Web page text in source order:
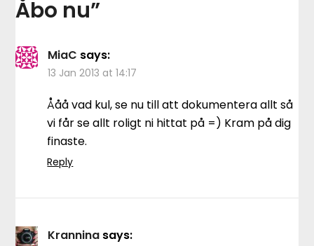
Åbo nu”
MiaC says:
13 Jan 2013 at 14:17
Ååå vad kul, se nu till att dokumentera allt så
vi får se allt roligt ni hittat på =) Kram på dig
finaste.
Reply
Krannina says: